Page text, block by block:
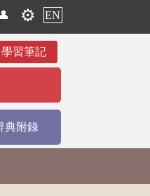
👤 ⚙️ EN
學習筆記
典附錄